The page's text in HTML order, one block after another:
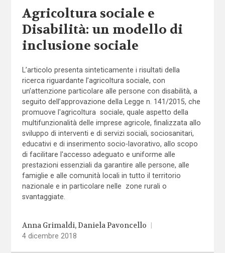
Agricoltura sociale e
Disabilità: un modello di
inclusione sociale
L’articolo presenta sinteticamente i risultati della
ricerca riguardante l’agricoltura sociale, con
un’attenzione particolare alle persone con disabilità, a
seguito dell’approvazione della Legge n. 141/2015, che
promuove l'agricoltura sociale, quale aspetto della
multifunzionalità delle imprese agricole, finalizzata allo
sviluppo di interventi e di servizi sociali, sociosanitari,
educativi e di inserimento socio-lavorativo, allo scopo
di facilitare l'accesso adeguato e uniforme alle
prestazioni essenziali da garantire alle persone, alle
famiglie e alle comunità locali in tutto il territorio
nazionale e in particolare nelle zone rurali o
svantaggiate.
Anna Grimaldi Daniela Pavoncello
|
4 dicembre 2018